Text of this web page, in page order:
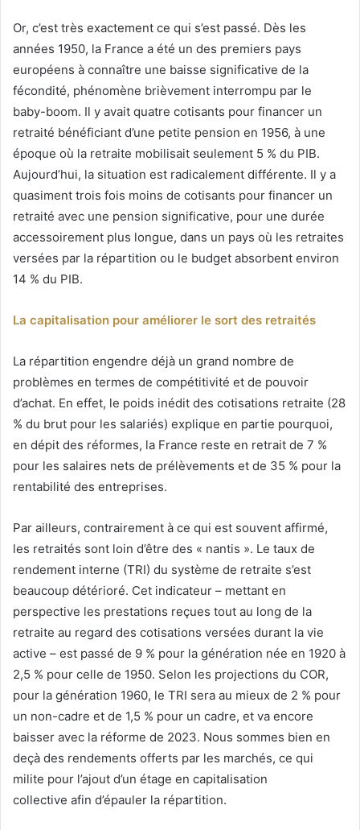
Or, c’est très exactement ce qui s’est passé. Dès les
années 1950, la France a été un des premiers pays
européens à connaître une baisse significative de la
fécondité, phénomène brièvement interrompu par le
baby-boom. Il y avait quatre cotisants pour financer un
retraité bénéficiant d’une petite pension en 1956, à une
époque où la retraite mobilisait seulement 5 % du PIB.
Aujourd’hui, la situation est radicalement différente. Il y a
quasiment trois fois moins de cotisants pour financer un
retraité avec une pension significative, pour une durée
accessoirement plus longue, dans un pays où les retraites
versées par la répartition ou le budget absorbent environ
14 % du PIB.
La capitalisation pour améliorer le sort des retraités
La répartition engendre déjà un grand nombre de
problèmes en termes de compétitivité et de pouvoir
d’achat. En effet, le poids inédit des cotisations retraite (28
% du brut pour les salariés) explique en partie pourquoi,
en dépit des réformes, la France reste en retrait de 7 %
pour les salaires nets de prélèvements et de 35 % pour la
rentabilité des entreprises.
Par ailleurs, contrairement à ce qui est souvent affirmé,
les retraités sont loin d’être des « nantis ». Le taux de
rendement interne (TRI) du système de retraite s’est
beaucoup détérioré. Cet indicateur – mettant en
perspective les prestations reçues tout au long de la
retraite au regard des cotisations versées durant la vie
active – est passé de 9 % pour la génération née en 1920 à
2,5 % pour celle de 1950. Selon les projections du COR,
pour la génération 1960, le TRI sera au mieux de 2 % pour
un non-cadre et de 1,5 % pour un cadre, et va encore
baisser avec la réforme de 2023. Nous sommes bien en
deçà des rendements offerts par les marchés, ce qui
milite pour l’ajout d’un étage en capitalisation
collective afin d’épauler la répartition.